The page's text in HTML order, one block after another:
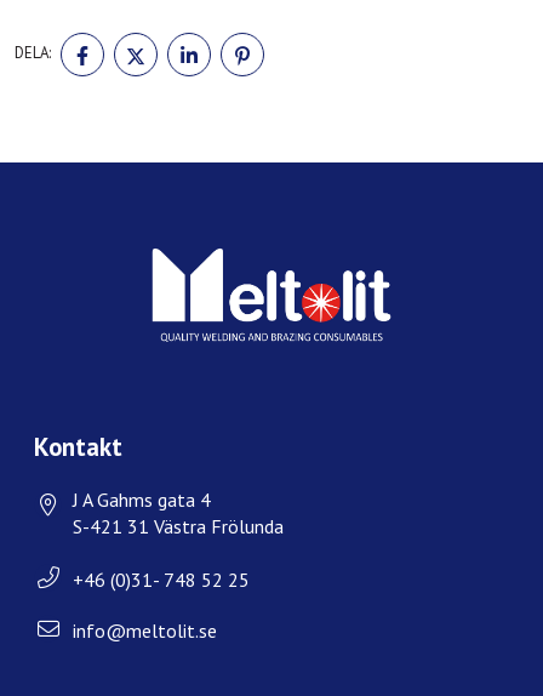
DELA:
DELA
PÅ
FACEBOOK
DELA
PÅ
TWITTER
DELA
PÅ
LINKEDIN
PÅ
Kontakt
J A Gahms gata 4
S-421 31 Västra Frölunda
+46 (0)31- 748 52 25
info@meltolit.se